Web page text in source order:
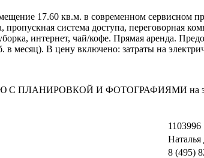
17.60 кв.м. в современном сервисном
система доступа, переговорная
интернет, чай/кофе. Прямая аренда.
в месяц). В цену включено: затраты на
И ФОТОГРАФИЯМИ на этот
1103996
8 (495)